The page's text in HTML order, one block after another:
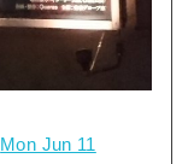
Mon Jun 11